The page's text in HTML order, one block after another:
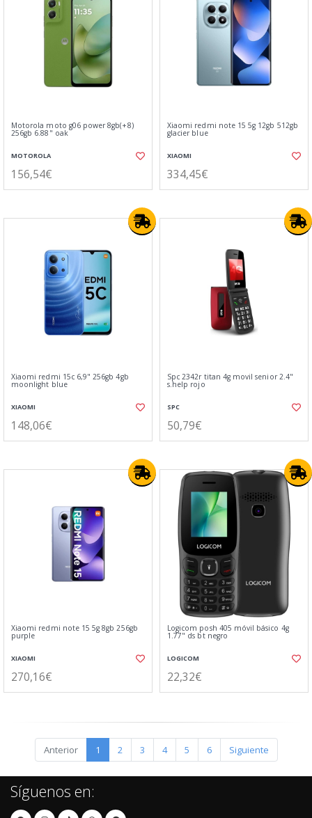
Motorola moto g06 power 8gb(+8)
256gb 6.88" oak
MOTOROLA
156,54€
Xiaomi redmi note 15 5g 12gb 512gb
glacier blue
XIAOMI
334,45€
Xiaomi redmi 15c 6,9" 256gb 4gb
moonlight blue
XIAOMI
148,06€
Spc 2342r titan 4g movil senior 2.4"
s.help rojo
SPC
50,79€
Xiaomi redmi note 15 5g 8gb 256gb
purple
XIAOMI
270,16€
Logicom posh 405 móvil básico 4g
1.77" ds bt negro
LOGICOM
22,32€
Anterior 1 2 3 4 5 6 Siguiente
Síguenos en: